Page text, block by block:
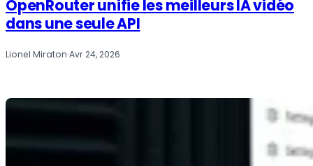
OpenRouter unifie les meilleurs IA vidéo
dans une seule API
Lionel Miraton·Avr 24, 2026